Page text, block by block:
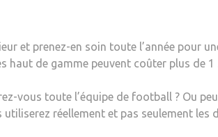
et prenez-en soin toute l’année pour
haut de gamme peuvent coûter plus de 1
vous toute l’équipe de football ? Ou
réellement et pas seulement les